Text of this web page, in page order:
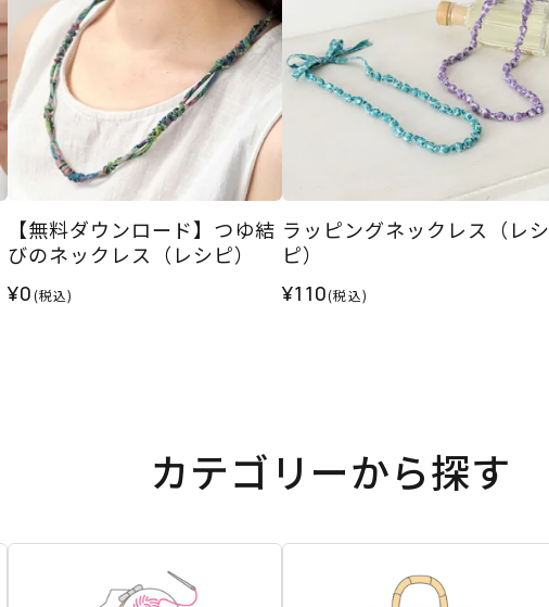
【無料ダウンロード】つゆ結
びのネックレス（レシピ）
¥0(税込)
ラッピングネックレス（レシ
ピ）
¥110(税込)
カテゴリーから探す